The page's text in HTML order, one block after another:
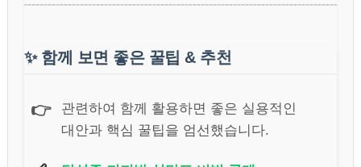
✨ 함께 보면 좋은 꿀팁 & 추천
👉
관련하여 함께 활용하면 좋은 실용적인
대안과 핵심 꿀팁을 엄선했습니다.